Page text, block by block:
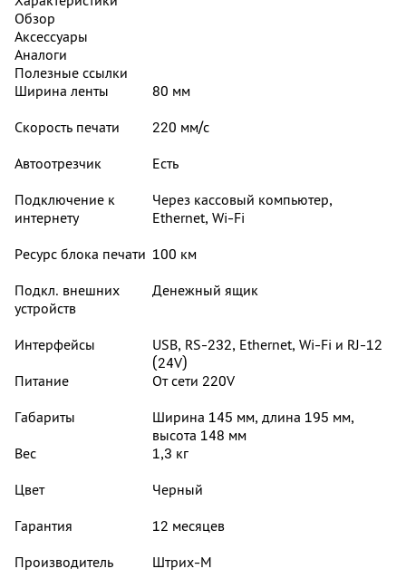
Обзор
Аксессуары
Аналоги
Полезные ссылки
Ширина ленты
80 мм
Скорость печати
220 мм/с
Автоотрезчик
Есть
Подключение к
интернету
Через кассовый компьютер,
Ethernet, Wi-Fi
Ресурс блока печати 100 км
Подкл. внешних
устройств
Денежный ящик
Интерфейсы
USB, RS-232, Ethernet, Wi-Fi и RJ-12
(24V)
Питание
От сети 220V
Габариты
Ширина 145 мм, длина 195 мм,
высота 148 мм
Вес
1,3 кг
Цвет
Черный
Гарантия
12 месяцев
Производитель
Штрих-М